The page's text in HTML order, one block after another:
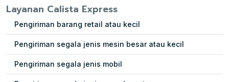
Layanan Calista Express
Pengiriman barang retail atau kecil
Pengiriman segala jenis mesin besar atau kecil
Pengiriman segala jenis mobil